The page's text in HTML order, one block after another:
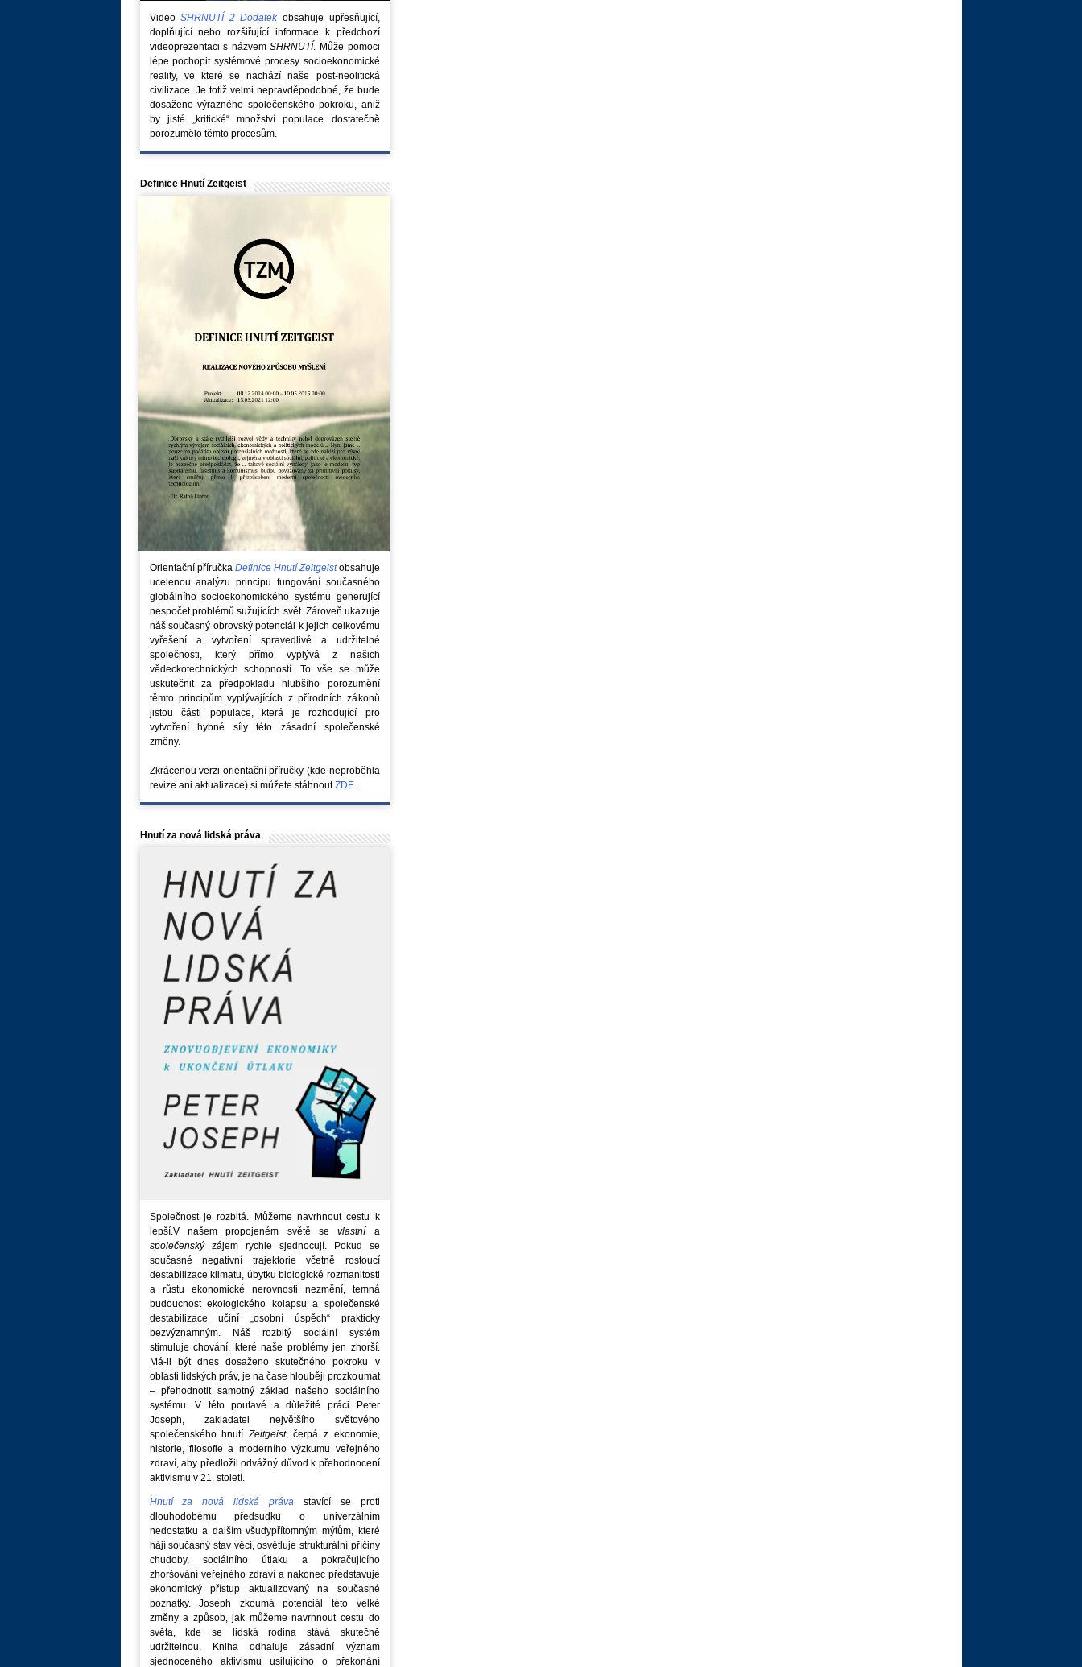
VideoSHRNUTÍ 2 Dodatekobsahuje upřesňující,
doplňující nebo rozšiřující informace k předchozí
videoprezentaci s názvemSHRNUTÍ. Může pomoci
lépe pochopit systémové procesy socioekonomické
reality, ve které se nachází naše post-neolitická
civilizace. Je totiž velmi nepravděpodobné, že bude
dosaženo výrazného společenského pokroku, aniž
by jisté „kritické“ množství populace dostatečně
porozumělo těmto procesům.
Definice Hnutí Zeitgeist
Orientační příručka Definice Hnutí Zeitgeistobsahuje
ucelenou analýzu principu fungování současného
globálního socioekonomického systému generující
nespočet problémů sužujících svět. Zároveň ukazuje
náš současný obrovský potenciál k jejich celkovému
vyřešení a vytvoření spravedlivé a udržitelné
společnosti, který přímo vyplývá z našich
vědeckotechnických schopností. To vše se může
uskutečnit za předpokladu hlubšího porozumění
těmto principům vyplývajících z přírodních zákonů
jistou části populace, která je rozhodující pro
vytvoření hybné síly této zásadní společenské
změny.
Zkrácenou verzi orientační příručky (kde neproběhla
revize ani aktualizace) si můžete stáhnoutZDE.
Hnutí za nová lidská práva
Společnost je rozbitá. Můžeme navrhnout cestu k
lepší.V našem propojeném světě sevlastnía
společenskýzájem rychle sjednocují. Pokud se
současné negativní trajektorie včetně rostoucí
destabilizace klimatu, úbytku biologické rozmanitosti
a růstu ekonomické nerovnosti nezmění, temná
budoucnost ekologického kolapsu a společenské
destabilizace učiní „osobní úspěch“ prakticky
bezvýznamným. Náš rozbitý sociální systém
stimuluje chování, které naše problémy jen zhorší.
Má-li být dnes dosaženo skutečného pokroku v
oblasti lidských práv, je na čase hlouběji prozkoumat
– přehodnotit samotný základ našeho sociálního
systému. V této poutavé a důležité práci Peter
Joseph, zakladatel největšího světového
společenského hnutí Zeitgeist, čerpá z ekonomie,
historie, filosofie a moderního výzkumu veřejného
zdraví, aby předložil odvážný důvod k přehodnocení
aktivismu v 21. století.
Hnutí za nová lidská práva stavící se proti
dlouhodobému předsudku o univerzálním
nedostatku a dalším všudypřítomným mýtům, které
hájí současný stav věcí, osvětluje strukturální příčiny
chudoby, sociálního útlaku a pokračujícího
zhoršování veřejného zdraví a nakonec představuje
ekonomický přístup aktualizovaný na současné
poznatky. Joseph zkoumá potenciál této velké
změny a způsob, jak můžeme navrhnout cestu do
světa, kde se lidská rodina stává skutečně
udržitelnou. Kniha odhaluje zásadní význam
sjednoceného aktivismu usilujícího o překonání